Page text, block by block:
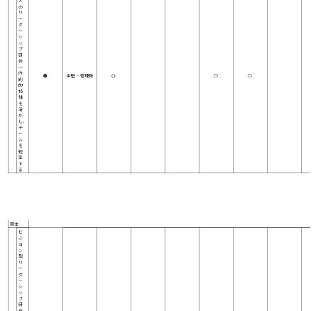
の
リ
ー
ダ
ー
シ
ッ
プ
研
修
～
内
向
的
特
性
を
活
か
し、
チ
ー
ム
を
統
率
す
る
● 中堅 ・管理職 ◎ ○ ○
基本
ビ
ジ
ョ
ン
型
リ
ー
ダ
ー
シ
ッ
プ
研